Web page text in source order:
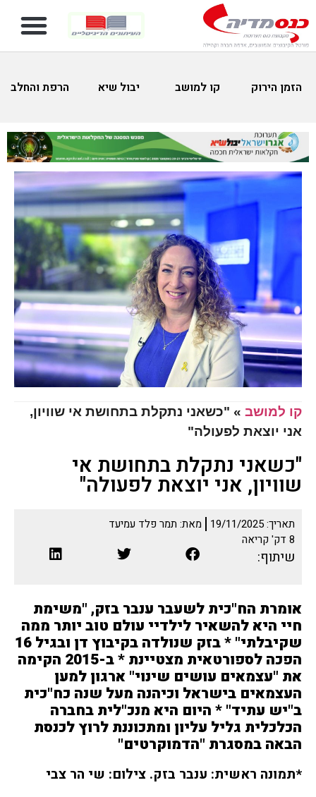
הזמן הירוק קו למושב יבול שיא הרפת והחלב
קו למושב » "כשאני נתקלת בתחושת אי שוויון,
אני יוצאת לפעולה"
"כשאני נתקלת בתחושת אי
שוויון, אני יוצאת לפעולה"
תאריך:19/11/2025 מאת: תמר פלד עמיעד
8 דק' קריאה
שיתוף:
אומרת הח"כית לשעבר ענבר בזק,"משימת
חיי היא להשאיר לילדיי עולם טוב יותר ממה
שקיבלתי" * בזק שנולדה בקיבוץ דן ובגיל 16
הפכה לספורטאית מצטיינת * ב-2015 הקימה
את "עצמאים עושים שינוי" ארגון למען
העצמאים בישראל וכיהנה מעל שנה כח"כית
ב"יש עתיד" * היום היא מנכ"לית בחברה
הכלכלית גליל עליון ומתכוננת לרוץ לכנסת
הבאה במסגרת "הדמוקרטים"
*תמונה ראשית: ענבר בזק. צילום: שי הר צבי